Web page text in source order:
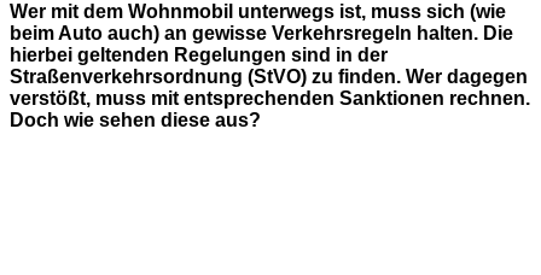
Wer mit dem Wohnmobil unterwegs ist, muss sich (wie
beim Auto auch) an gewisse Verkehrsregeln halten. Die
hierbei geltenden Regelungen sind in der
Straßenverkehrsordnung (StVO) zu finden. Wer dagegen
verstößt, muss mit entsprechenden Sanktionen rechnen.
Doch wie sehen diese aus?